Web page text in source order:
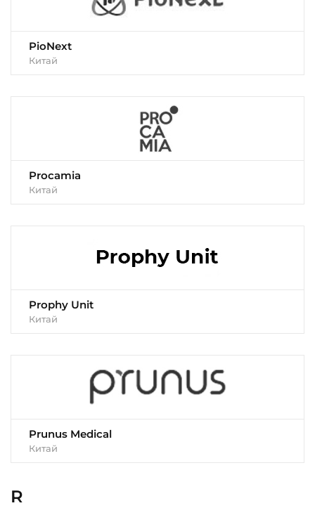
PioNext
Китай
Procamia
Китай
Prophy Unit
Китай
Prunus Medical
Китай
R